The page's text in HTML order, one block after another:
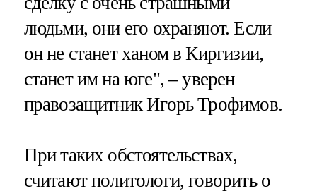
людьми, они его охраняют. Если
он не станет ханом в Киргизии,
станет им на юге", – уверен
правозащитник Игорь Трофимов.
При таких обстоятельствах,
считают политологи, говорить о